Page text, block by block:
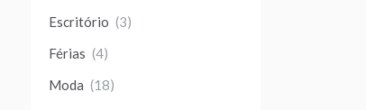
Escritório (3)
Férias (4)
Moda (18)